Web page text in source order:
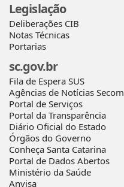
Legislação
Deliberações CIB
Notas Técnicas
Portarias
sc.gov.br
Fila de Espera SUS
Agências de Notícias Secom
Portal de Serviços
Portal da Transparência
Diário Oficial do Estado
Órgãos do Governo
Conheça Santa Catarina
Portal de Dados Abertos
Ministério da Saúde
Anvisa